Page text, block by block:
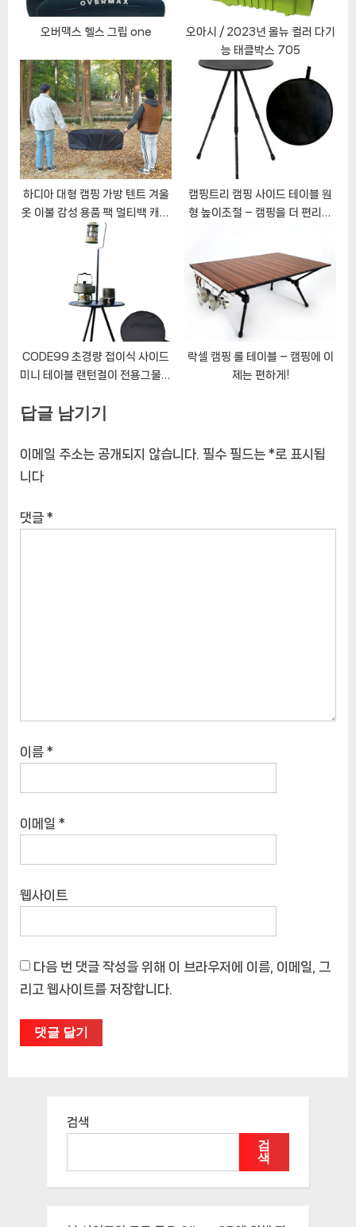
t
오버맥스 헬스 그립 one
오아시 / 2023년 올뉴 컬러 다기
능 태클박스 705
하디아 대형 캠핑 가방 텐트 겨울
옷 이불 감성 용품 팩 멀티백 캐리
백 장비 용품 보관
캠핑트리 캠핑 사이드 테이블 원
형 높이조절 – 캠핑을 더 편리하
CODE99 초경량 접이식 사이드
미니 테이블 랜턴걸이 전용그물망
락셀 캠핑 롤 테이블 – 캠핑에 이
제는 편하게!
답글 남기기
이메일 주소는 공개되지 않습니다. 필수 필드는 *로 표시됩
니다
댓글 *
이름 *
이메일 *
웹사이트
다음 번 댓글 작성을 위해 이 브라우저에 이름, 이메일, 그
리고 웹사이트를 저장합니다.
검색
검
색